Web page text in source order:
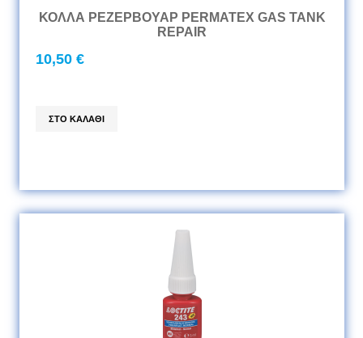
ΚΟΛΛΑ ΡΕΖΕΡΒΟΥΑΡ PERMATEX GAS TANK
REPAIR
10,50 €